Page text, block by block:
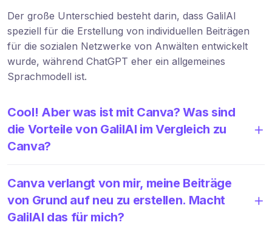
Der große Unterschied besteht darin, dass GalilAI
speziell für die Erstellung von individuellen Beiträgen
für die sozialen Netzwerke von Anwälten entwickelt
wurde, während ChatGPT eher ein allgemeines
Sprachmodell ist.
Cool! Aber was ist mit Canva? Was sind
die Vorteile von GalilAI im Vergleich zu
Canva?
Canva verlangt von mir, meine Beiträge
von Grund auf neu zu erstellen. Macht
GalilAI das für mich?